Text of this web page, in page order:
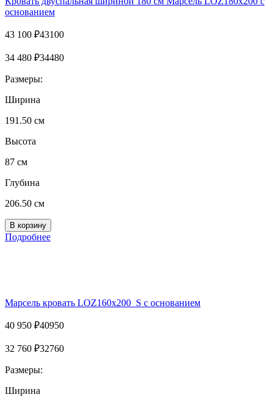
основанием
43 100 ₽43100
34 480 ₽34480
Размеры:
Ширина
191.50 см
Высота
87 см
Глубина
206.50 см
Подробнее
Марсель кровать LOZ160х200_S с основанием
40 950 ₽40950
32 760 ₽32760
Размеры:
Ширина